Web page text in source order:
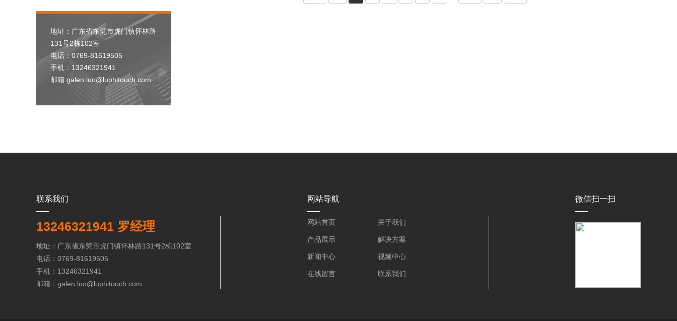
地址：广东省东莞市虎门镇怀林路
131号2栋102室
电话：0769-81619505
手机：13246321941
邮箱:galen.luo@luphitouch.com
联系我们
13246321941 罗经理
地址：广东省东莞市虎门镇怀林路131号2栋102室
电话：0769-81619505
手机：13246321941
邮箱：galen.luo@luphitouch.com
网站导航
网站首页 关于我们
产品展示 解决方案
新闻中心 视频中心
在线留言 联系我们
微信扫一扫